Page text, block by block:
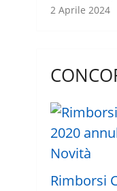
2 Aprile 2024
Rimborsi